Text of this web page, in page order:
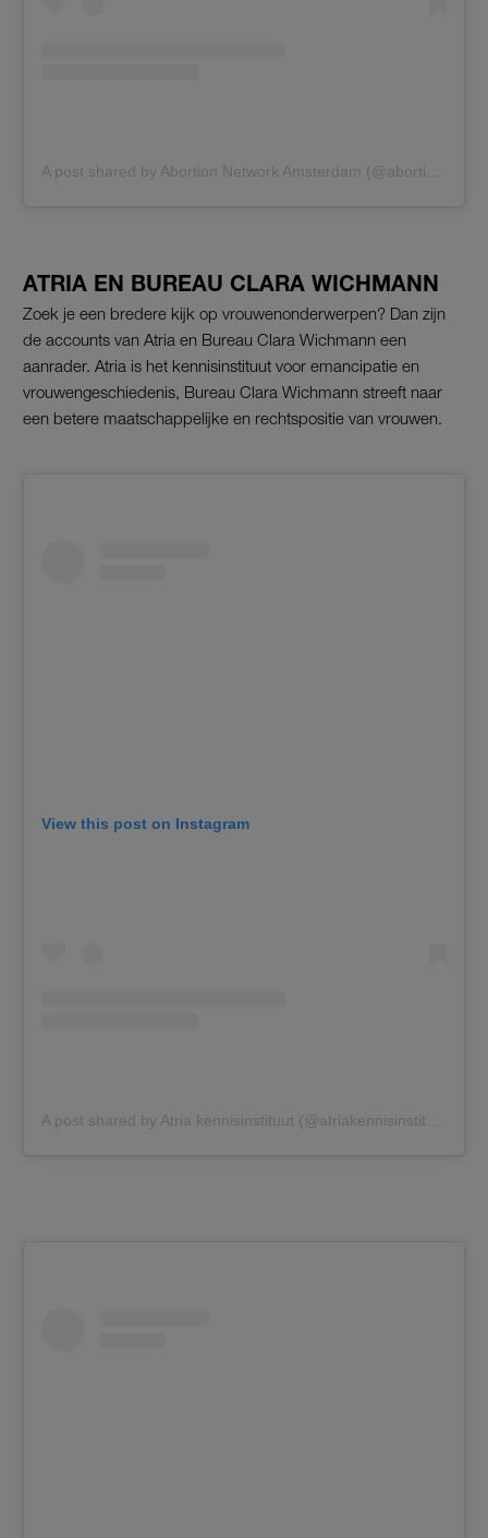
ATRIA EN BUREAU CLARA WICHMANN
Zoek je een bredere kijk op vrouwenonderwerpen? Dan zijn
de accounts van Atria en Bureau Clara Wichmann een
aanrader. Atria is het kennisinstituut voor emancipatie en
vrouwengeschiedenis, Bureau Clara Wichmann streeft naar
een betere maatschappelijke en rechtspositie van vrouwen.
View this post on Instagram